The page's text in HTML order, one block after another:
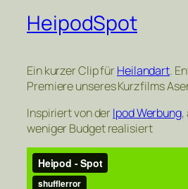
HeipodSpot
Ein kurzer Clip fürHeilandart.
Premiere unseres Kurzfilms
Inspiriert von derIpod Werbung,
weniger Budget realisiert